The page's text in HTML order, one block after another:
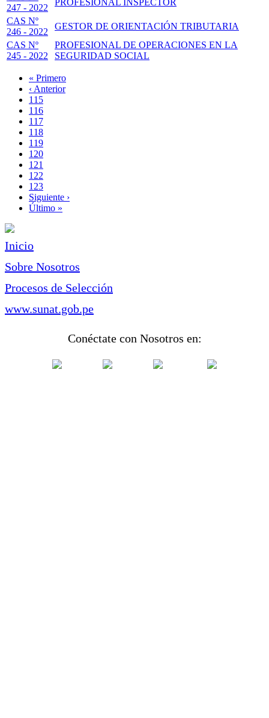
247 - 2022
PROFESIONAL INSPECTOR
CAS Nº
246 - 2022
GESTOR DE ORIENTACIÓN TRIBUTARIA
CAS Nº
245 - 2022
PROFESIONAL DE OPERACIONES EN LA
SEGURIDAD SOCIAL
Paginación
Primera
página
« Primero
Página
anterior
‹ Anterior
Page
115
Page
116
Page
117
Page
118
Página
actual
119
Page
120
Page
121
Page
122
Page
123
Siguiente
página
Siguiente ›
Última
Último »
Inicio
Sobre Nosotros
Procesos de Selección
www.sunat.gob.pe
Conéctate con Nosotros en: